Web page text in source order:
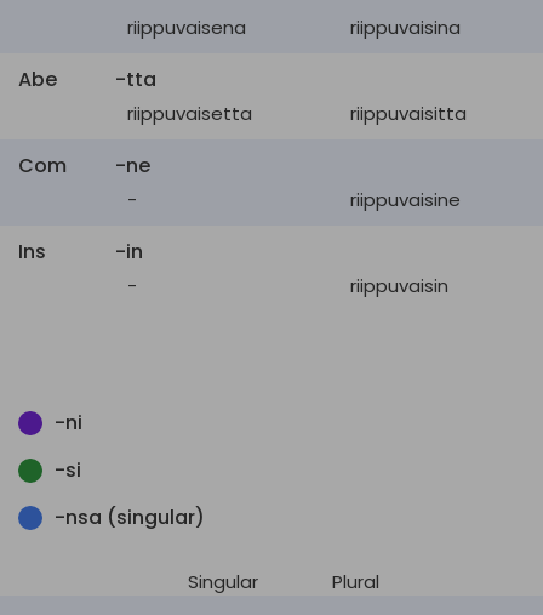
riippuvaisena riippuvaisina
Abe -tta
riippuvaisetta riippuvaisitta
Com -ne
- riippuvaisine
Ins -in
- riippuvaisin
-ni
-si
-nsa (singular)
Singular Plural